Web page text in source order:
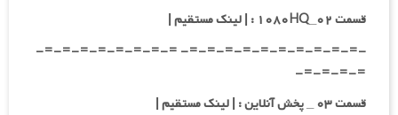
قسمت ۰۲_۱۰۸۰HQ : | لینک مستقیم |
-=-=-=-=-=-=-=-=-=-=- =-=-=-=-=-=-=-=-
=-=-=-=-
قسمت ۰۳ _ پخش آنلاین : | لینک مستقیم |